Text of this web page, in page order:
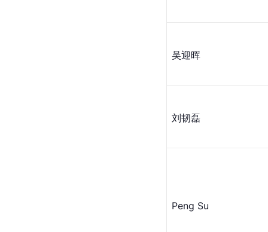
吴迎晖
刘韧磊
Peng Su